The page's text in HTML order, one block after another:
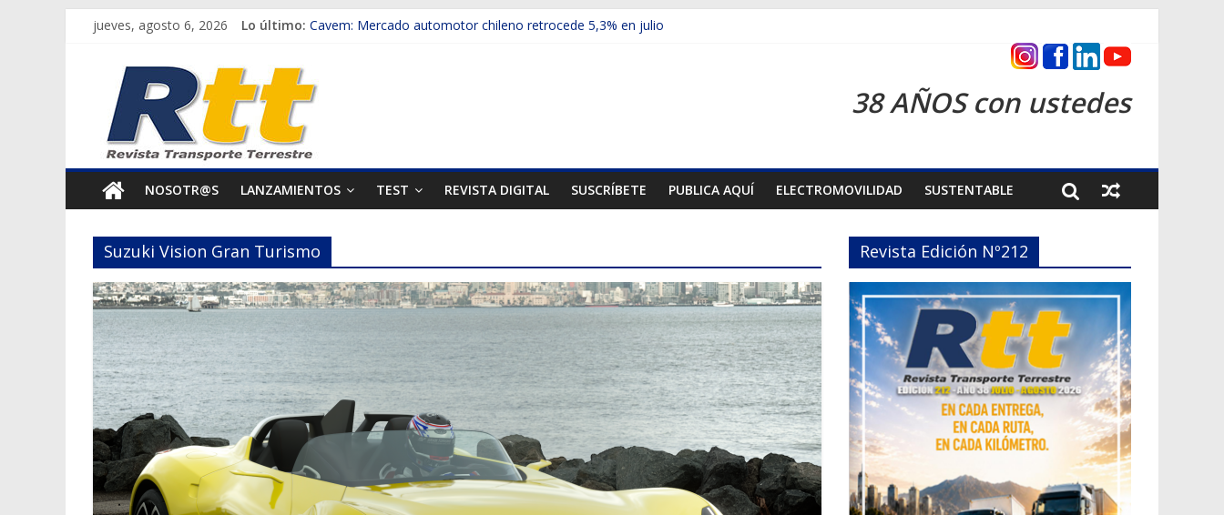
Saltarjueves, agosto 6, 2026 Lo último: Cavem: Mercado automotor chileno retrocede 5,3% en julio
SINOTRUK Pick-ups presentó la recién estrenada Bolden en la Expo Compras Públicas 2026
Chile es el primer mercado internacional en lanzar la nueva Maxus T70
Rtt
Revista
Transporte
Terrestre
Autos,
camiones,
motos,
información
del
mundo
del
transporte
38 AÑOS con ustedes
NOSOTR@S LANZAMIENTOS TEST REVISTA DIGITAL SUSCRÍBETE PUBLICA AQUÍ ELECTROMOVILIDAD SUSTENTABLE
Suzuki Vision Gran Turismo Revista Edición Nº212